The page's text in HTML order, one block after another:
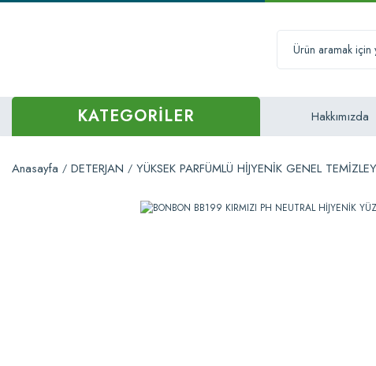
KATEGORİLER Hakkımızda
Anasayfa DETERJAN YÜKSEK PARFÜMLÜ HİJYENİK GENEL